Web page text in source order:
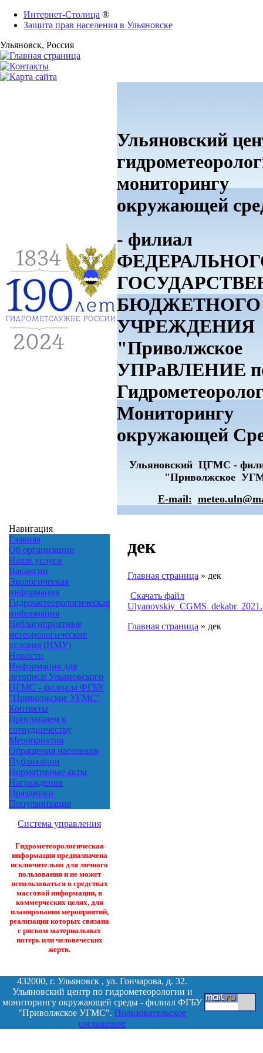
Интернет-Столица ®
Защита прав населения в Ульяновске
Ульяновск, Россия
Ульяновский
мониторингу
окружающей
- филиал
БЮДЖЕТНОГО
УЧРЕЖДЕНИЯ
"Приволжское
УПРаВЛЕНИЕ
Мониторингу
окружающей
Ульяновский ЦГМС -
"Приволжское
E-mail:
Навигация
Главная
Об организации
Наши услуги
Вакансии
Экологическая
информация
Гидрометеорологическая
информация
Неблагоприятные
метеорологические
условия (НМУ)
Новости
Информация для
летописи Ульяновского
ЦГМС - филиала ФГБУ
"Приволжское УГМС"
Контакты
Приглашаем к
сотрудничеству
Мероприятия
Обращения населения
Публикации
Нормативные акты
Награждения
Праздники
Популяризация
Система управления
Гидрометеорологическая
информация предназначена
исключительно для личного
пользования и не может
использоваться в средствах
массовой информации, в
коммерческих целях, для
планирования мероприятий,
реализация которых связана
с риском материальных
потерь или человеческих
жертв.
дек
Главная страница » дек
Скачать файл
Главная страница » дек
432000, г. Ульяновск , ул. Гончарова, д. 32.
Ульяновский центр по гидрометеорологии и
мониторингу окружающей среды - филиал ФГБУ
"Приволжское УГМС". Пользовательское
соглашение